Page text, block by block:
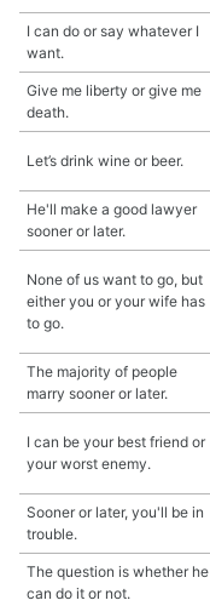
I can do or say whatever I
want.
Give me liberty or give me
death.
Let’s drink wine or beer.
He'll make a good lawyer
sooner or later.
None of us want to go, but
either you or your wife has
to go.
The majority of people
marry sooner or later.
I can be your best friend or
your worst enemy.
Sooner or later, you'll be in
trouble.
The question is whether he
can do it or not.